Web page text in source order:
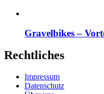
Gravelbikes –
Rechtliches
Impressum
Datenschutz